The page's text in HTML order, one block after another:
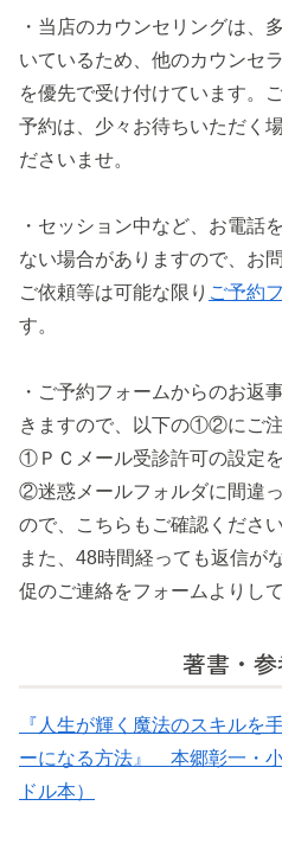
・当店のカウンセリングは、
いているため、他のカウンセ
を優先で受け付けています。
予約は、少々お待ちいただく
ださいませ。
・セッション中など、お電話
ない場合がありますので、お
ご依頼等は可能な限り ご予約
す。
・ご予約フォームからのお返
きますので、以下の①②にご注
①ＰＣメール受診許可の設定
②迷惑メールフォルダに間違
ので、こちらもご確認ください
また、48時間経っても返信が
促のご連絡をフォームよりし
著書・
『人生が輝く魔法のスキルを
ーになる方法』 本郷彰一・
ドル本）